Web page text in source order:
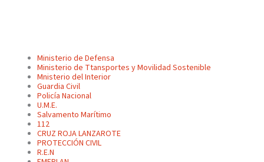
Ministerio de Defensa
Ministerio de Ttansportes y Movilidad Sostenible
Mnisterio del Interior
Guardia Civil
Policía Nacional
U.M.E.
Salvamento Marítimo
112
CRUZ ROJA LANZAROTE
PROTECCIÓN CIVIL
R.E.N